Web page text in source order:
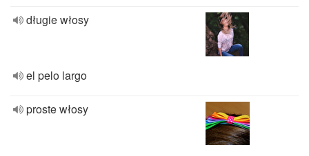
długie włosy
el pelo largo
proste włosy